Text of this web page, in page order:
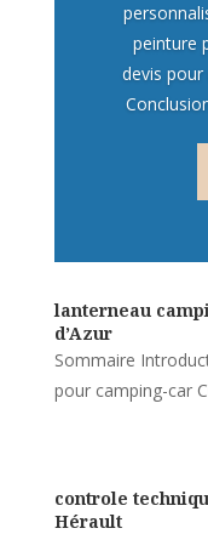
peinture
devis
lanterneau
d’Azur
Sommaire
pour camping-car
controle
Hérault